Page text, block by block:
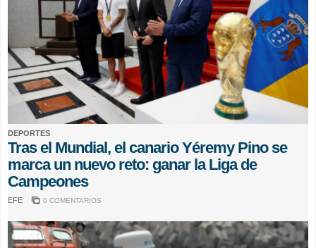
DEPORTES
Tras el Mundial, el canario Yéremy Pino se
marca un nuevo reto: ganar la Liga de
Campeones
EFE 0 COMENTARIOS